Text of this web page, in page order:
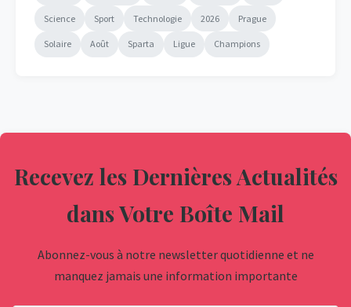
Science Sport Technologie 2026 Prague
Solaire Août Sparta Ligue Champions
Recevez les Dernières Actualités
dans Votre Boîte Mail
Abonnez-vous à notre newsletter quotidienne et ne
manquez jamais une information importante